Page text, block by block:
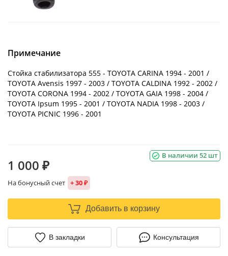
Примечание
Стойка стабилизатора 555 - TOYOTA CARINA 1994 - 2001 /
TOYOTA Avensis 1997 - 2003 / TOYOTA CALDINA 1992 - 2002 /
TOYOTA CORONA 1994 - 2002 / TOYOTA GAIA 1998 - 2004 /
TOYOTA Ipsum 1995 - 2001 / TOYOTA NADIA 1998 - 2003 /
TOYOTA PICNIC 1996 - 2001
В наличии 52 шт
1 000 ₽
На бонусный счет + 30 ₽
Добавить в корзину
В закладки Консультация